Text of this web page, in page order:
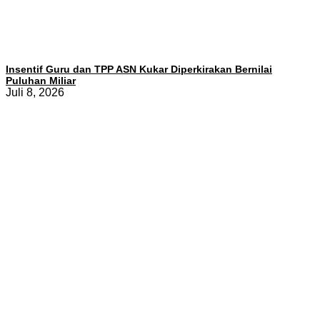
Insentif Guru dan TPP ASN Kukar Diperkirakan Bernilai
Puluhan Miliar
Juli 8, 2026